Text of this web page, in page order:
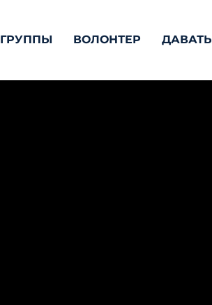
ГРУППЫ ВОЛОНТЕР ДАВАТЬ